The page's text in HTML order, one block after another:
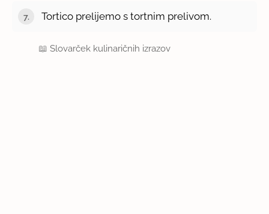
Tortico prelijemo s tortnim prelivom.
📖Slovarček kulinaričnih izrazov